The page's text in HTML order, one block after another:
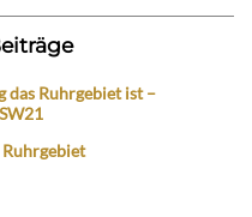
das Ruhrgebiet ist –